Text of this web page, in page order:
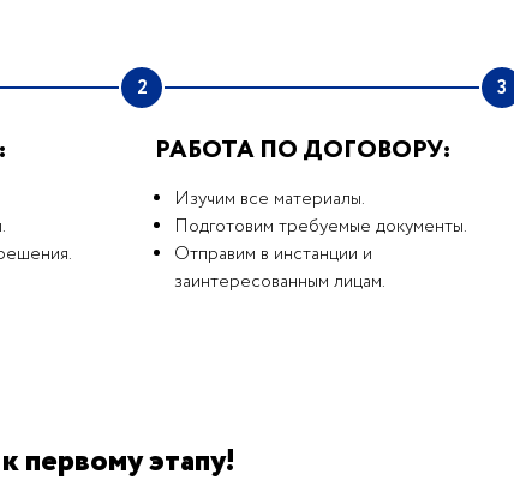
2
РАБОТА ПО ДОГОВОРУ:
Изучим все материалы.
Подготовим требуемые документы.
Отправим в инстанции и
заинтересованным лицам.
3
первому этапу!